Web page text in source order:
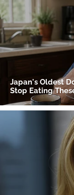
Gracias